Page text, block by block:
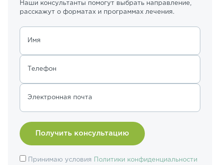
Наши консультанты помогут выбрать направление,
расскажут о форматах и программах лечения.
Имя
Телефон
Электронная почта
Принимаю условия
Политики конфиденциальности